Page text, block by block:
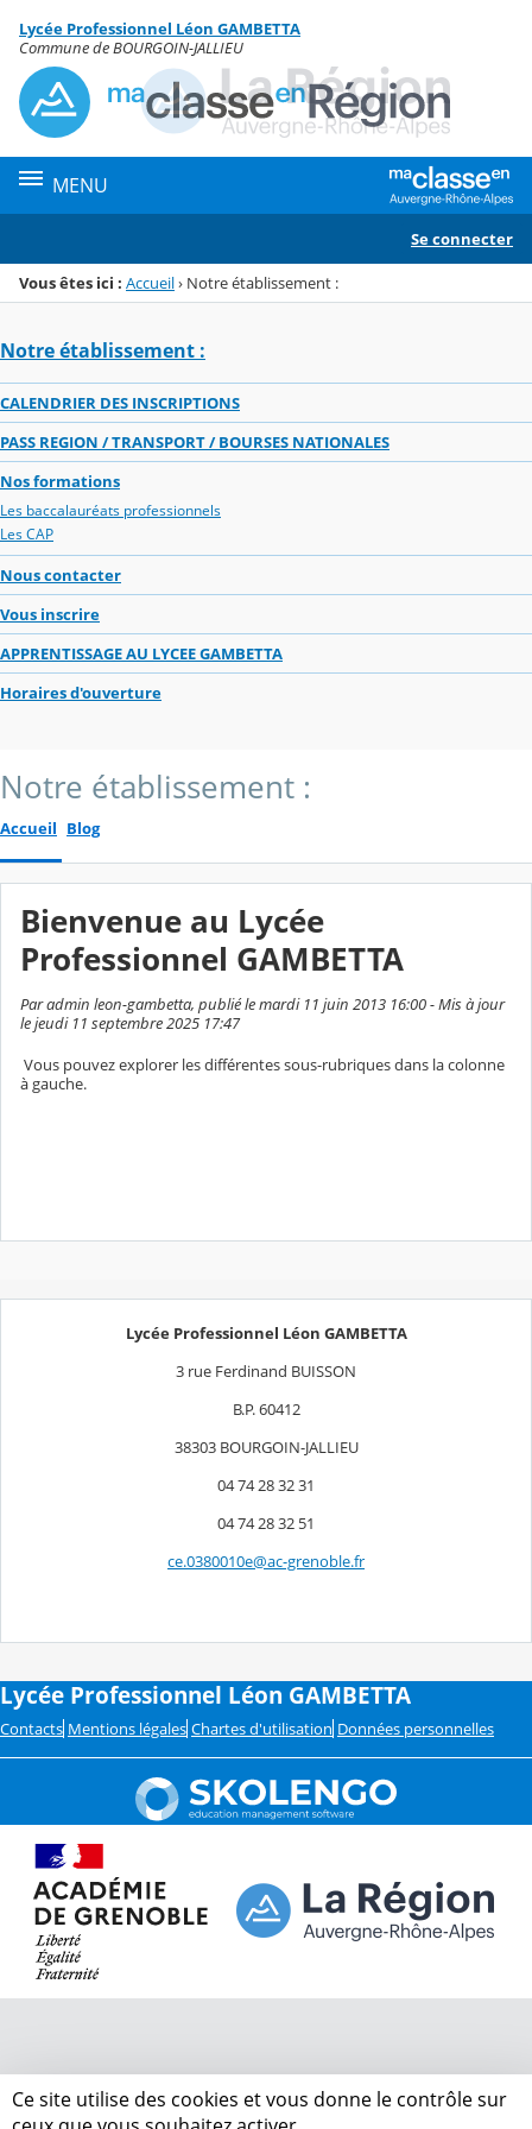
Menu de la rubrique
Contenu
Lycée Professionnel Léon GAMBETTA
Commune de BOURGOIN-JALLIEU
MENU
Se connecter
Vous êtes ici : Accueil› Notre établissement :
Notre établissement :
CALENDRIER DES INSCRIPTIONS
PASS REGION / TRANSPORT / BOURSES NATIONALES
Nos formations
Les baccalauréats professionnels
Les CAP
Nous contacter
Vous inscrire
APPRENTISSAGE AU LYCEE GAMBETTA
Horaires d'ouverture
Notre établissement :
Accueil Blog
Bienvenue au Lycée
Professionnel GAMBETTA
Par admin leon-gambetta, publié le mardi 11 juin 2013 16:00 - Mis à jour
le jeudi 11 septembre 2025 17:47
Vous pouvez explorer les différentes sous-rubriques dans la colonne
à gauche.
Lycée Professionnel Léon GAMBETTA
3 rue Ferdinand BUISSON
B.P. 60412
38303 BOURGOIN-JALLIEU
04 74 28 32 31
04 74 28 32 51
ce.0380010e@ac-grenoble.fr
Lycée Professionnel Léon GAMBETTA
Contacts Mentions légales Chartes d'utilisation Données personnelles
Ce site utilise des cookies et vous donne le contrôle sur